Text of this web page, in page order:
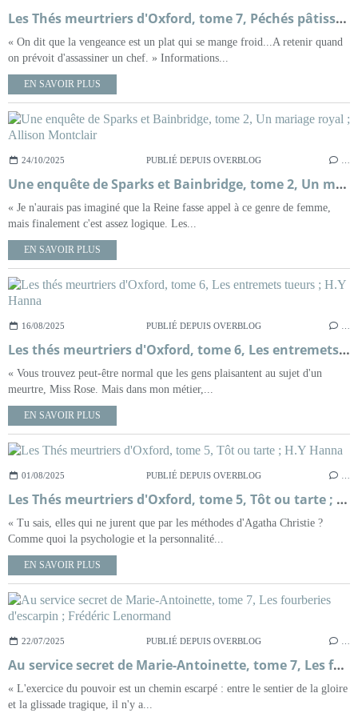
Les Thés meurtriers d'Oxford, tome 7, Péchés pâtissiers ; H.Y Hanna
« On dit que la vengeance est un plat qui se mange froid...A retenir quand
on prévoit d'assassiner un chef. » Informations...
EN SAVOIR PLUS
24/10/2025 PUBLIÉ DEPUIS OVERBLOG
Une enquête de Sparks et Bainbridge, tome 2, Un mariage royal ; Allison Montclair
« Je n'aurais pas imaginé que la Reine fasse appel à ce genre de femme,
mais finalement c'est assez logique. Les...
EN SAVOIR PLUS
16/08/2025 PUBLIÉ DEPUIS OVERBLOG
Les thés meurtriers d'Oxford, tome 6, Les entremets tueurs ; H.Y Hanna
« Vous trouvez peut-être normal que les gens plaisantent au sujet d'un
meurtre, Miss Rose. Mais dans mon métier,...
EN SAVOIR PLUS
01/08/2025 PUBLIÉ DEPUIS OVERBLOG
Les Thés meurtriers d'Oxford, tome 5, Tôt ou tarte ; H.Y Hanna
« Tu sais, elles qui ne jurent que par les méthodes d'Agatha Christie ?
Comme quoi la psychologie et la personnalité...
EN SAVOIR PLUS
22/07/2025 PUBLIÉ DEPUIS OVERBLOG
Au service secret de Marie-Antoinette, tome 7, Les fourberies d'escarpin ; Frédéric Lenormand
« L'exercice du pouvoir est un chemin escarpé : entre le sentier de la gloire
et la glissade tragique, il n'y a...